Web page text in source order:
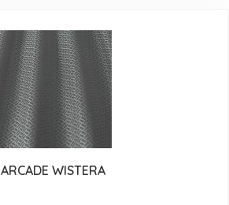
ARCADE WISTERA